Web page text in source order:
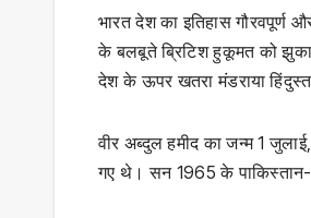
भारत देश का इतिहास गौरवपूर्ण
के बलबूते ब्रिटिश हुकूमत को
देश के ऊपर खतरा मंडराया
वीर अब्दुल हमीद का जन्म 1
गए थे। सन 1965 के पाकिस्तान-